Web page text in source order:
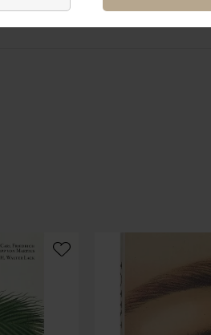
BYT OG AFHENT I BUTIKKEN